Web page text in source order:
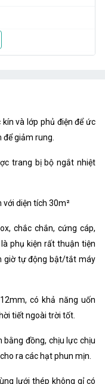
và lớp phủ điện để ức
giảm rung.
trang bị bộ ngắt nhiệt
với diện tích 30m²
chắc chắn, cứng cáp,
phụ kiện rất thuận tiện
giờ tự động bật/tắt máy
có khả năng uốn
tiết ngoài trời tốt.
bằng đồng, chịu lực chịu
ra các hạt phun mịn.
lưới thép không gỉ có